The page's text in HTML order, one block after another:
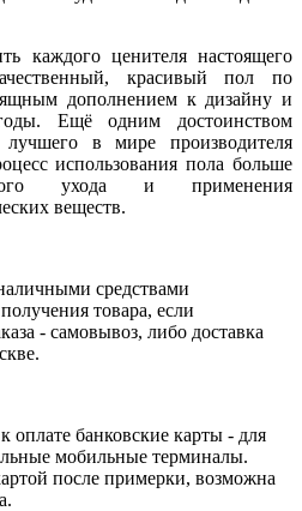
каждого ценителя настоящего
красивый пол по
дополнением к дизайну и
Ещё одним достоинством
в мире производителя
использования пола больше
ухода и применения
веществ.
средствами
товара, если
- самовывоз, либо доставка
банковские карты - для
мобильные терминалы.
после примерки, возможна